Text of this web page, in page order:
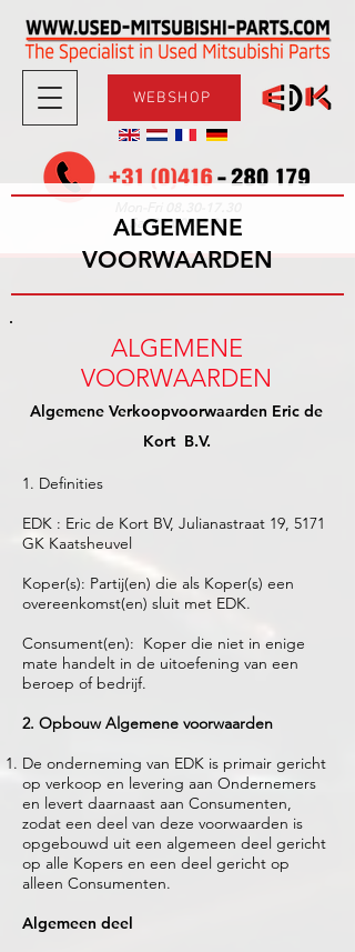
WEBSHOP
Sat09.00-12.00
ALGEMENE
VOORWAARDEN
ALGEMENE
VOORWAARDEN
Algemene Verkoopvoorwaarden Eric de
Kort B.V.
1. Definities
EDK : Eric de Kort BV, Julianastraat 19, 5171
GK Kaatsheuvel
Koper(s): Partij(en) die als Koper(s) een
overeenkomst(en) sluit met EDK.
Consument(en): Koper die niet in enige
mate handelt in de uitoefening van een
beroep of bedrijf.
2. Opbouw Algemene voorwaarden
De onderneming van EDK is primair gericht
op verkoop en levering aan Ondernemers
en levert daarnaast aan Consumenten,
zodat een deel van deze voorwaarden is
opgebouwd uit een algemeen deel gericht
op alle Kopers en een deel gericht op
alleen Consumenten.
Algemeen deel